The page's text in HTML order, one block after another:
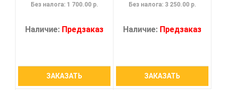
Без налога: 1 700.00 р.
Наличие: Предзаказ
ЗАКАЗАТЬ
Без налога: 3 250.00 р.
Наличие: Предзаказ
ЗАКАЗАТЬ